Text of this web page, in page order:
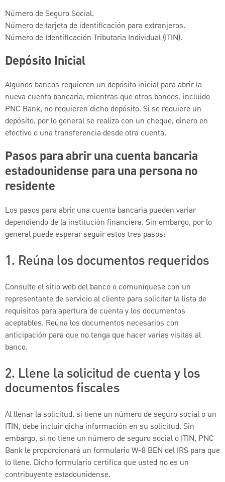
Número de Seguro Social.
Número de tarjeta de identificación para extranjeros.
Número de Identificación Tributaria Individual (ITIN).
Depósito Inicial
Algunos bancos requieren un depósito inicial para abrir la
nueva cuenta bancaria, mientras que otros bancos, incluido
PNC Bank, no requieren dicho depósito. Si se requiere un
depósito, por lo general se realiza con un cheque, dinero en
efectivo o una transferencia desde otra cuenta.
Pasos para abrir una cuenta bancaria
estadounidense para una persona no
residente
Los pasos para abrir una cuenta bancaria pueden variar
dependiendo de la institución financiera. Sin embargo, por lo
general puede esperar seguir estos tres pasos:
1. Reúna los documentos requeridos
Consulte el sitio web del banco o comuníquese con un
representante de servicio al cliente para solicitar la lista de
requisitos para apertura de cuenta y los documentos
aceptables. Reúna los documentos necesarios con
anticipación para que no tenga que hacer varias visitas al
banco.
2. Llene la solicitud de cuenta y los
documentos fiscales
Al llenar la solicitud, si tiene un número de seguro social o un
ITIN, debe incluir dicha información en su solicitud. Sin
embargo, si no tiene un número de seguro social o ITIN, PNC
Bank le proporcionará un formulario W-8 BEN del IRS para que
lo llene. Dicho formulario certifica que usted no es un
contribuyente estadounidense.